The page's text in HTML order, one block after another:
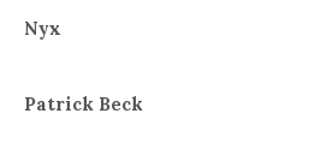
Nyx
Patrick Beck